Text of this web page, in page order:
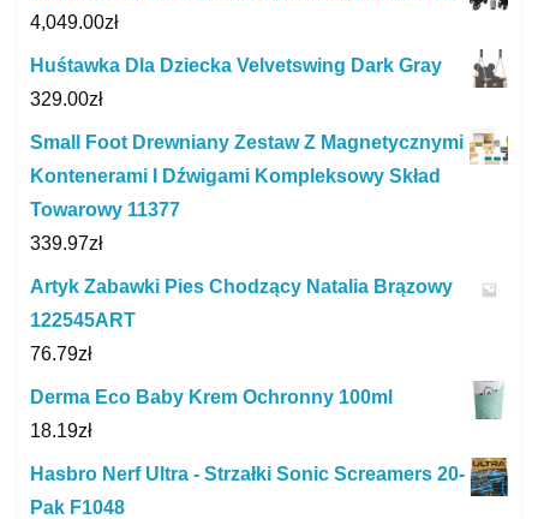
4,049.00zł
Huśtawka Dla Dziecka Velvetswing Dark Gray
329.00zł
Small Foot Drewniany Zestaw Z Magnetycznymi
Kontenerami I Dźwigami Kompleksowy Skład
Towarowy 11377
339.97zł
Artyk Zabawki Pies Chodzący Natalia Brązowy
122545ART
76.79zł
Derma Eco Baby Krem Ochronny 100ml
18.19zł
Hasbro Nerf Ultra - Strzałki Sonic Screamers 20-
Pak F1048